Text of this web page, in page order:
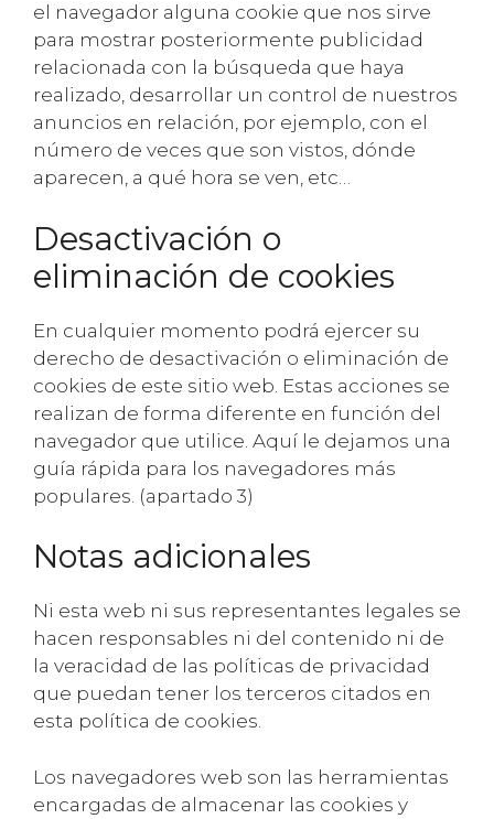
el navegador alguna cookie que nos sirve
para mostrar posteriormente publicidad
relacionada con la búsqueda que haya
realizado, desarrollar un control de nuestros
anuncios en relación, por ejemplo, con el
número de veces que son vistos, dónde
aparecen, a qué hora se ven, etc…
Desactivación o
eliminación de cookies
En cualquier momento podrá ejercer su
derecho de desactivación o eliminación de
cookies de este sitio web. Estas acciones se
realizan de forma diferente en función del
navegador que utilice. Aquí le dejamos una
guía rápida para los navegadores más
populares. (apartado 3)
Notas adicionales
Ni esta web ni sus representantes legales se
hacen responsables ni del contenido ni de
la veracidad de las políticas de privacidad
que puedan tener los terceros citados en
esta política de cookies.
Los navegadores web son las herramientas
encargadas de almacenar las cookies y